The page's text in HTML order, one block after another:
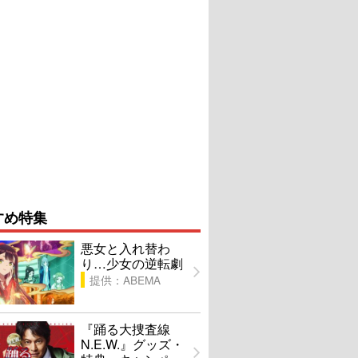
特集
悪女と入れ替わ
り…少女の逆転劇
提供：ABEMA
『踊る大捜査線
N.E.W.』グッズ・